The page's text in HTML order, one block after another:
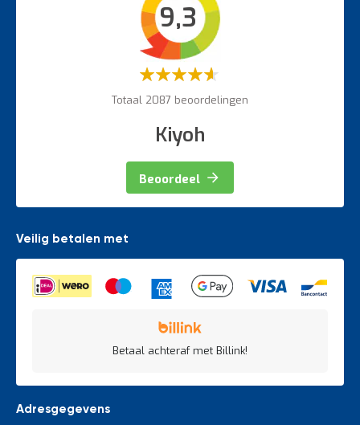
9,3
Waardering:
Totaal 2087 beoordelingen
Kiyoh
Beoordeel
Veilig betalen met
Betaal achteraf met Billink!
Adresgegevens